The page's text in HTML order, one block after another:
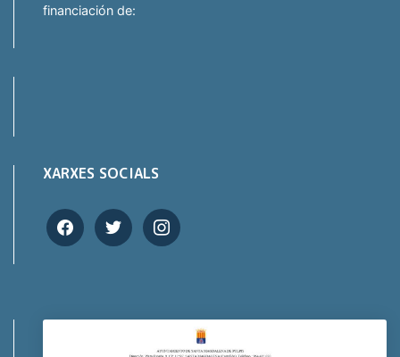
financiación de:
XARXES SOCIALS
facebooktwitter instagram